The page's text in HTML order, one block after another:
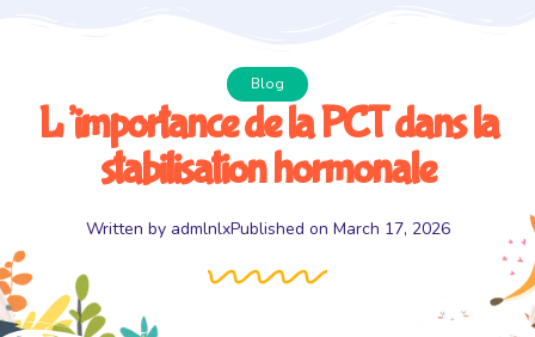
Blog
L’importance de la PCT dans la
stabilisation hormonale
Written byadmlnlxPublished on March 17, 2026